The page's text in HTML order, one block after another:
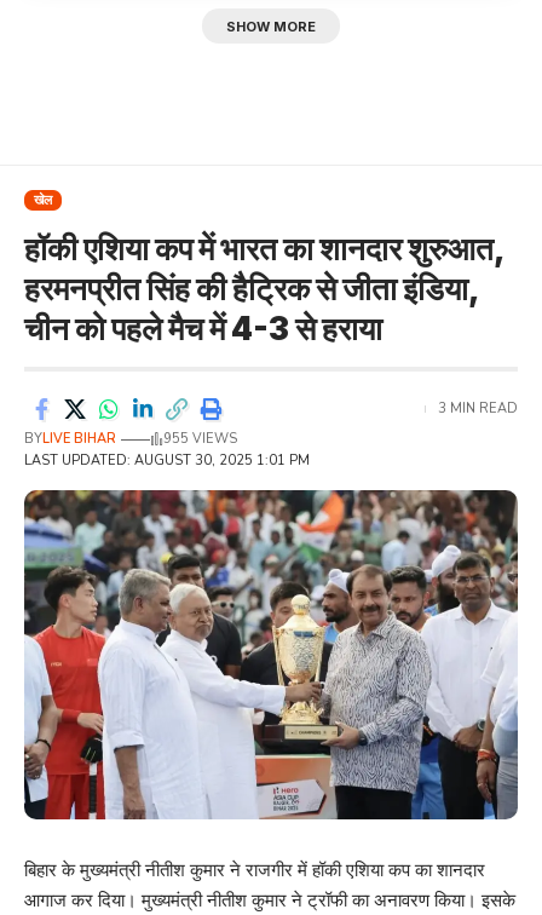
SHOW MORE
खेल
हॉकी एशिया कप में भारत का शानदार शुरुआत,
हरमनप्रीत सिंह की हैट्रिक से जीता इंडिया,
चीन को पहले मैच में 4-3 से हराया
LAST UPDATED: AUGUST 30, 2025 1:01 PM
BYLIVE BIHAR 955 VIEWS
3 MIN READ
बिहार के मुख्यमंत्री नीतीश कुमार ने राजगीर में हॉकी एशिया कप का शानदार
आगाज कर दिया। मुख्यमंत्री नीतीश कुमार ने ट्रॉफी का अनावरण किया। इसके